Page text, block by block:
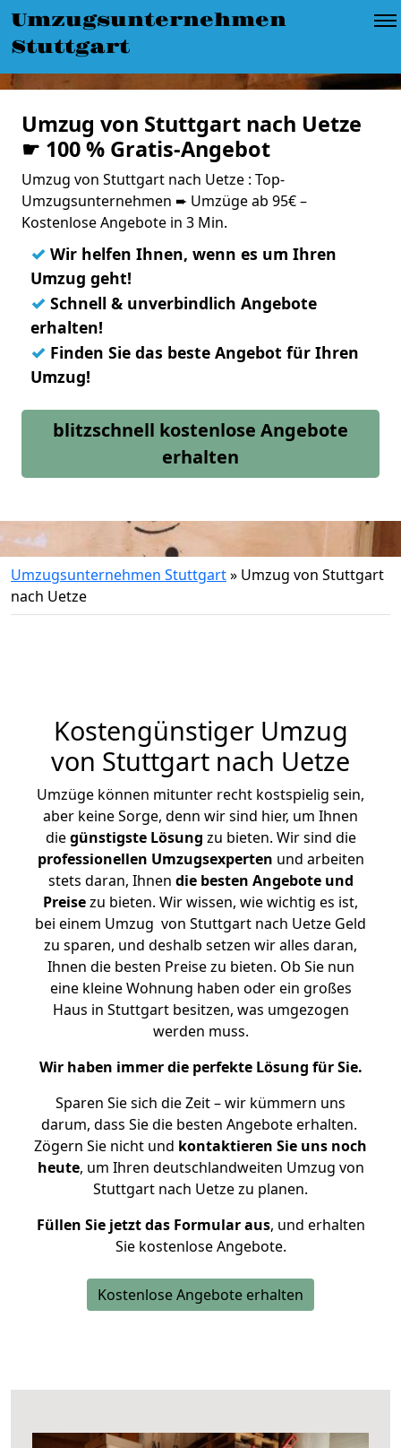
Umzugsunternehmen
Stuttgart
Umzug von Stuttgart nach Uetze
☛ 100 % Gratis-Angebot
Umzug von Stuttgart nach Uetze : Top-
Umzugsunternehmen ➨ Umzüge ab 95€ –
Kostenlose Angebote in 3 Min.
✓ Wir helfen Ihnen, wenn es um Ihren
Umzug geht!
✓ Schnell & unverbindlich Angebote
erhalten!
✓ Finden Sie das beste Angebot für Ihren
Umzug!
blitzschnell kostenlose Angebote
erhalten
Umzugsunternehmen Stuttgart» Umzug von Stuttgart
nach Uetze
Kostengünstiger Umzug
von Stuttgart nach Uetze
Umzüge können mitunter recht kostspielig sein,
aber keine Sorge, denn wir sind hier, um Ihnen
diegünstigste Lösung zu bieten. Wir sind die
professionellen Umzugsexperten und arbeiten
stets daran, Ihnen die besten Angebote und
Preisezu bieten. Wir wissen, wie wichtig es ist,
bei einem Umzug von Stuttgart nach Uetze Geld
zu sparen, und deshalb setzen wir alles daran,
Ihnen die besten Preise zu bieten. Ob Sie nun
eine kleine Wohnung haben oder ein großes
Haus in Stuttgart besitzen, was umgezogen
werden muss.
Wir haben immer die perfekte Lösung für Sie.
Sparen Sie sich die Zeit – wir kümmern uns
darum, dass Sie die besten Angebote erhalten.
Zögern Sie nicht und kontaktieren Sie uns noch
heute, um Ihren deutschlandweiten Umzug von
Stuttgart nach Uetze zu planen.
Füllen Sie jetzt das Formular aus, und erhalten
Sie kostenlose Angebote.
Kostenlose Angebote erhalten